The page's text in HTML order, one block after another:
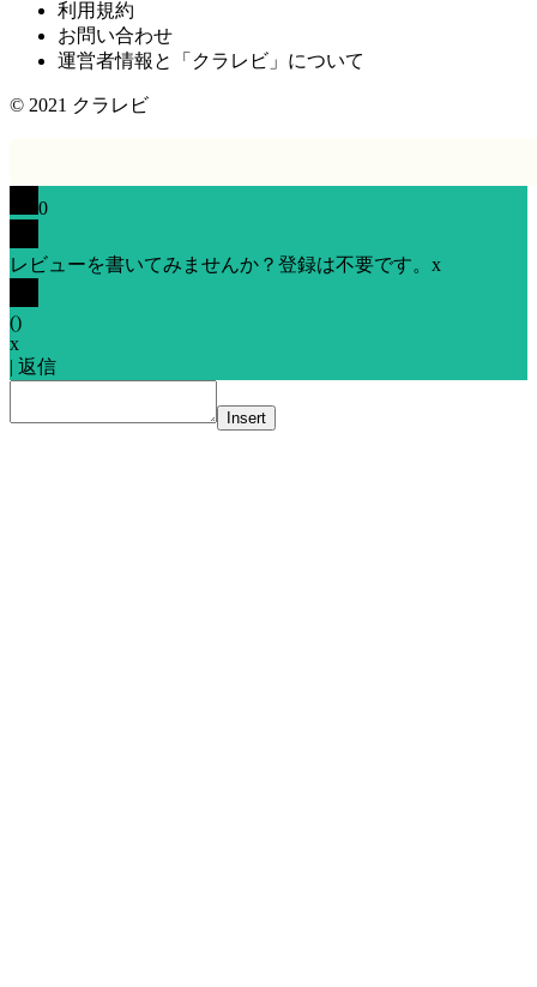
利用規約
お問い合わせ
運営者情報と「クラレビ」について
© 2021 クラレビ
0
レビューを書いてみませんか？登録は不要です。 x
()
x
| 返信
Insert